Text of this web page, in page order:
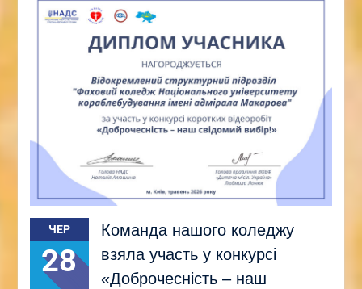
ЧЕР
28
Команда нашого коледжу
взяла участь у конкурсі
«Доброчесність – наш